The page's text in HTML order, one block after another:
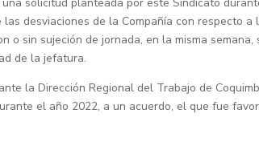
desviaciones de la Compañía con respecto a
sin sujeción de jornada, en la misma semana,
de la jefatura.
la Dirección Regional del Trabajo de
el año 2022, a un acuerdo, el que fue